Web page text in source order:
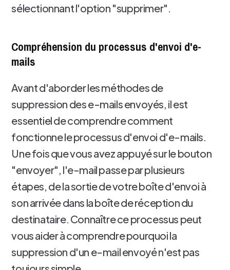
sélectionnant l'option "supprimer".
Compréhension du processus d'envoi d'e-
mails
Avant d'aborder les méthodes de
suppression des e-mails envoyés, il est
essentiel de comprendre comment
fonctionne le processus d'envoi d'e-mails.
Une fois que vous avez appuyé sur le bouton
"envoyer", l'e-mail passe par plusieurs
étapes, de la sortie de votre boîte d'envoi à
son arrivée dans la boîte de réception du
destinataire. Connaître ce processus peut
vous aider à comprendre pourquoi la
suppression d'un e-mail envoyé n'est pas